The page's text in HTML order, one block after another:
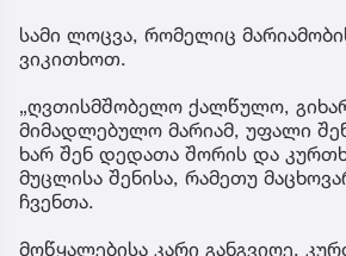
სამი ლოცვა, რომელიც
ვიკითხოთ.
„ღვთისმშობელო ქალწულო,
მიმადლებულო მარიამ, უფალი
ხარ შენ დედათა შორის და
მუცლისა შენისა, რამეთუ
ჩვენთა.
მოწყალებისა კარი განგვიღე,